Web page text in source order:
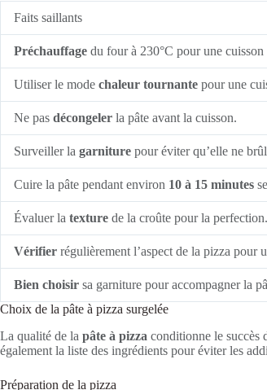
Faits saillants
Préchauffage du four à 230°C pour une cuisson
Utiliser le mode chaleur tournante pour une
Ne pas décongeler la pâte avant la cuisson.
Surveiller la garniture pour éviter qu’elle ne
Cuire la pâte pendant environ 10 à 15 minutes
Évaluer la texture de la croûte pour la perfection.
Vérifier régulièrement l’aspect de la pizza pour
Bien choisir sa garniture pour accompagner la
Choix de la pâte à pizza surgelée
La qualité de la pâte à pizza conditionne le succès
également la liste des ingrédients pour éviter les
Préparation de la pizza